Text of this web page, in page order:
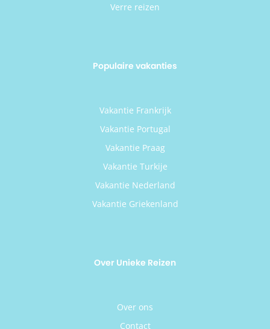
Verre reizen
Populaire vakanties
Vakantie Frankrijk
Vakantie Portugal
Vakantie Praag
Vakantie Turkije
Vakantie Nederland
Vakantie Griekenland
Over Unieke Reizen
Over ons
Contact